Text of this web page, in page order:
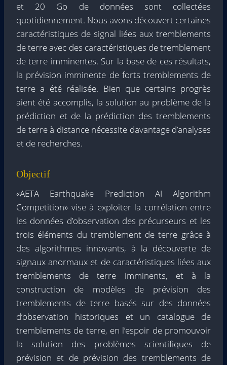
et 20 Go de données sont collectées
quotidiennement. Nous avons découvert certaines
caractéristiques de signal liées aux tremblements
de terre avec des caractéristiques de tremblement
de terre imminentes. Sur la base de ces résultats,
la prévision imminente de forts tremblements de
terre a été réalisée. Bien que certains progrès
aient été accomplis, la solution au problème de la
prédiction et de la prédiction des tremblements
de terre à distance nécessite davantage d’analyses
et de recherches.
Objectif
«AETA Earthquake Prediction AI Algorithm
Competition» vise à exploiter la corrélation entre
les données d’observation des précurseurs et les
trois éléments du tremblement de terre grâce à
des algorithmes innovants, à la découverte de
signaux anormaux et de caractéristiques liées aux
tremblements de terre imminents, et à la
construction de modèles de prévision des
tremblements de terre basés sur des données
d’observation historiques et un catalogue de
tremblements de terre, en l’espoir de promouvoir
la solution des problèmes scientifiques de
prévision et de prévision des tremblements de